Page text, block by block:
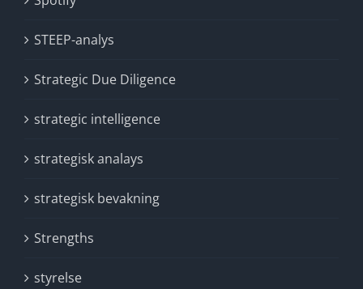
STEEP-analys
Strategic Due Diligence
strategic intelligence
strategisk analays
strategisk bevakning
Strengths
styrelse